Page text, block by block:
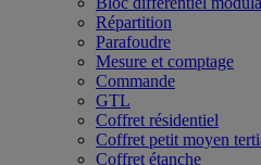
Répartition
Parafoudre
Mesure et comptage
Commande
GTL
Coffret résidentiel
Coffret petit moyen
Coffret étanche